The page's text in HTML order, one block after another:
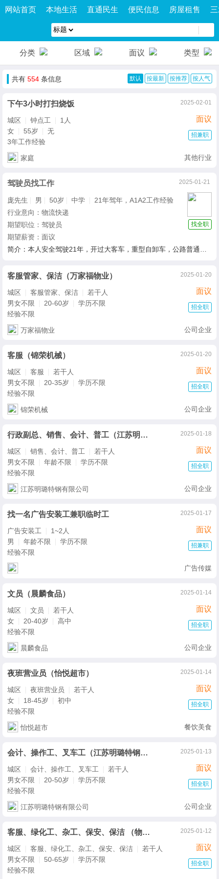
网站首页 本地生活 直通民生 便民信息 房屋租售
分类 区域 面议 类型
共有 554 条信息 默认 按最新 按推荐 按人气
下午3小时打扫烧饭 2025-02-01
面议
城区 钟点工
1人
女
55岁
无
3年工作经验
招兼职
家庭 其他行业
驾驶员找工作
庞先生 男 50岁 中学
21年驾年，A1A2工作经验
行业意向：物流快递
期望职位：驾驶员
期望薪资：面议
找全职
2025-01-21
客服管家、保洁（万家福物业） 2025-01-20
面议
城区 客服管家、保洁
若干人
男女不限
20-60岁
学历不限
经验不限
招全职
万家福物业 公司企业
客服（锦荣机械） 2025-01-20
面议
城区 客服
若干人
男女不限
20-35岁
学历不限
经验不限
招全职
锦荣机械 公司企业
行政副总、销售、会计、普工（江苏明璐特钢有限公司） 2025-01-18
面议
城区 销售、会计、普工
若干人
男女不限
年龄不限
学历不限
经验不限
招全职
江苏明璐特钢有限公司 公司企业
找一名广告安装工兼职临时工 2025-01-17
面议
广告安装工
1~2人
男
年龄不限
学历不限
经验不限
招兼职
广告传媒
文员（晨麟食品） 2025-01-14
面议
城区 文员
若干人
女
20-40岁
高中
经验不限
招全职
晨麟食品 公司企业
夜班营业员（怡悦超市） 2025-01-14
面议
城区 夜班营业员
若干人
女
18-45岁
初中
经验不限
招全职
怡悦超市 餐饮美食
会计、操作工、叉车工（江苏明璐特钢有限公司） 2025-01-13
面议
城区 会计、操作工、叉车工
若干人
男女不限
20-50岁
学历不限
经验不限
招全职
江苏明璐特钢有限公司 公司企业
客服、绿化工、杂工、保安、保洁 （物业公司） 2025-01-12
面议
城区 客服、绿化工、杂工、保安、保洁
若干人
男女不限
50-65岁
学历不限
经验不限
招全职